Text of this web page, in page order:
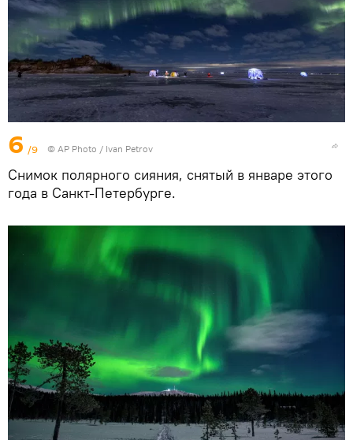
6 /9 © AP Photo / Ivan Petrov
Снимок полярного сияния, снятый в январе этого
года в Санкт-Петербурге.